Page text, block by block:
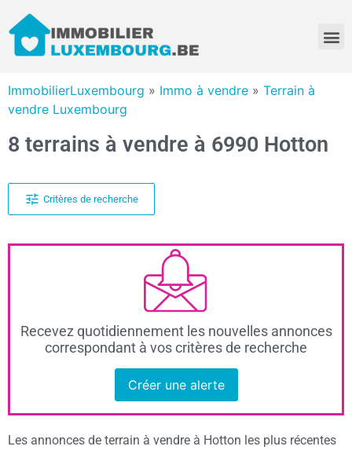
ImmobilierLuxembourg » Immo à vendre » Terrain à
vendre Luxembourg
8 terrains à vendre à 6990 Hotton
Critères de recherche
Recevez quotidiennement les nouvelles annonces
correspondant à vos critères de recherche
Créer une alerte
Les annonces de terrain à vendre à Hotton les plus récentes